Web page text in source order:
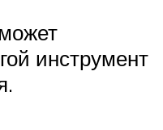
инструмент